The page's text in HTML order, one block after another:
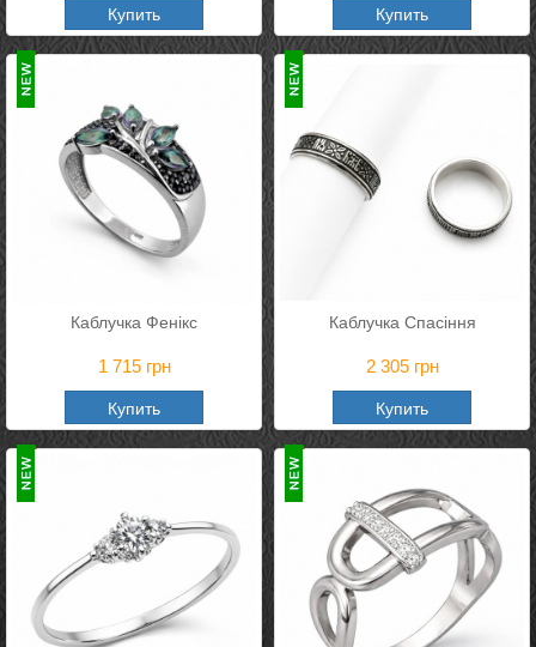
Купить Купить
Каблучка Фенікс
1 715грн
Купить
Каблучка Спасіння
2 305грн
Купить